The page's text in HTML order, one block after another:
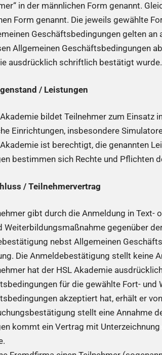
in der männlichen Form genannt.
Form genannt. Die jeweils gewählte
Geschäftsbedingungen gelten
Allgemeinen Geschäftsbedingungen
ausdrücklich schriftlich bestätigt wurde.
/ Leistungen
Akademie bildet Teilnehmer zum
Einrichtungen, insbesondere
Akademie ist berechtigt, die genannten
bestimmen sich Rechte und Pflichten
/ Teilnehmervertrag
gibt durch die Anmeldung in
Weiterbildungsmaßnahme gegenüber
nebst Allgemeinen
Die Anmeldebestätigung stellt keine
hat der HSL Akademie
für die gewählte Fort- und
akzeptiert hat, erhält er
stellt eine Annahme
kommt ein Vertrag mit